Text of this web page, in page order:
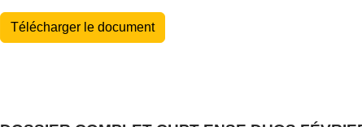
Télécharger le document